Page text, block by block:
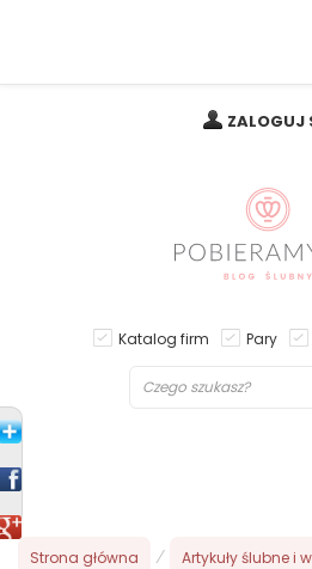
ZALOGUJ
Katalog firm Pary
Strona główna / Artykuły ślubne i